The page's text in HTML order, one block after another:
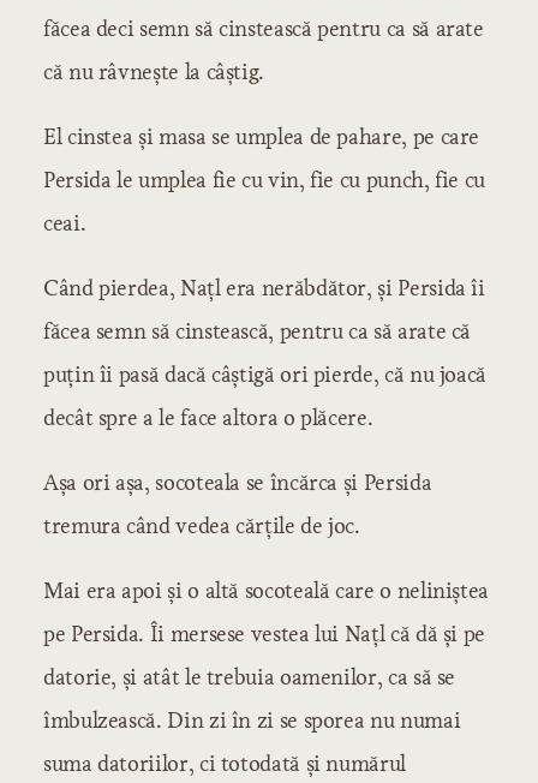
făcea deci semn să cinstească pentru ca să arate
că nu râvnește la câștig.
El cinstea și masa se umplea de pahare, pe care
Persida le umplea fie cu vin, fie cu punch, fie cu
ceai.
Când pierdea, Națl era nerăbdător, și Persida îi
făcea semn să cinstească, pentru ca să arate că
puțin îi pasă dacă câștigă ori pierde, că nu joacă
decât spre a le face altora o plăcere.
Așa ori așa, socoteala se încărca și Persida
tremura când vedea cărțile de joc.
Mai era apoi și o altă socoteală care o neliniștea
pe Persida. Îi mersese vestea lui Națl că dă și pe
datorie, și atât le trebuia oamenilor, ca să se
îmbulzească. Din zi în zi se sporea nu numai
suma datoriilor, ci totodată și numărul